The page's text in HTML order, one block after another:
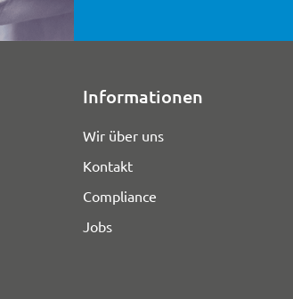
Informationen
Wir über uns
Kontakt
Compliance
Jobs